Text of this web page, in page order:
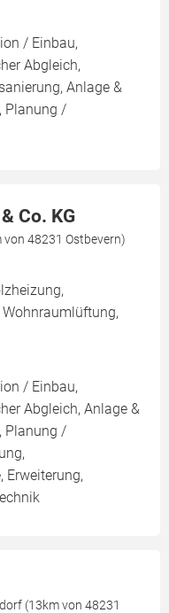
/ Einbau,
Abgleich,
Anlage &
Planung /
Co. KG
48231 Ostbevern)
/ Einbau,
Abgleich, Anlage &
Planung /
Erweiterung,
(13km von 48231